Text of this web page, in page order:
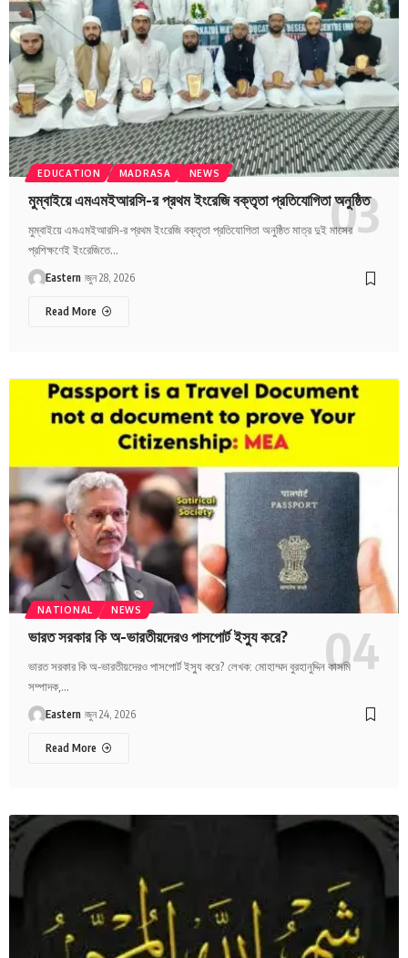
EDUCATION MADRASA NEWS
মুম্বাইয়ে এমএমইআরসি-র প্রথম ইংরেজি বক্তৃতা প্রতিযোগিতা অনুষ্ঠিত
মুম্বাইয়ে এমএমইআরসি-র প্রথম ইংরেজি বক্তৃতা প্রতিযোগিতা অনুষ্ঠিত মাত্র দুই মাসের
প্রশিক্ষণেই ইংরেজিতে…
Eastern জুন 28, 2026
Read More
NATIONAL NEWS
ভারত সরকার কি অ-ভারতীয়দেরও পাসপোর্ট ইস্যু করে?
ভারত সরকার কি অ-ভারতীয়দেরও পাসপোর্ট ইস্যু করে? লেখক: মোহাম্মদ বুরহানুদ্দিন কাসমি
সম্পাদক,…
Eastern জুন 24, 2026
Read More